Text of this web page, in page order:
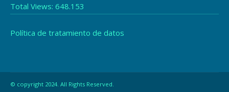
Total Views: 648.153
Política de tratamiento de datos
© copyright 2024. All Rights Reserved.